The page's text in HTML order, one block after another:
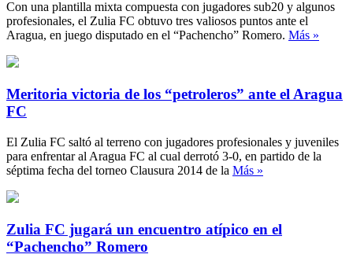
Con una plantilla mixta compuesta con jugadores sub20 y algunos
profesionales, el Zulia FC obtuvo tres valiosos puntos ante el
Aragua, en juego disputado en el “Pachencho” Romero. Más »
Meritoria victoria de los “petroleros” ante el Aragua
FC
El Zulia FC saltó al terreno con jugadores profesionales y juveniles
para enfrentar al Aragua FC al cual derrotó 3-0, en partido de la
séptima fecha del torneo Clausura 2014 de la Más »
Zulia FC jugará un encuentro atípico en el
“Pachencho” Romero